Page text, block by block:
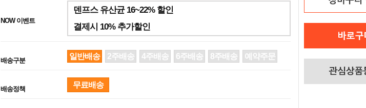
NOW 이벤트
덴프스 유산균 16~22% 할인
결제시 10% 추가할인
배송구분 일반배송 2주배송 4주배송 6주배송 8주배송 예약주문
배송정책 무료배송